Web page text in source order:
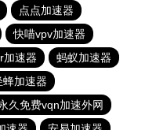
点点加速器
快喵vpv加速器
加速器
蚂蚁加速器
蜂加速器
久免费vqn加速外网